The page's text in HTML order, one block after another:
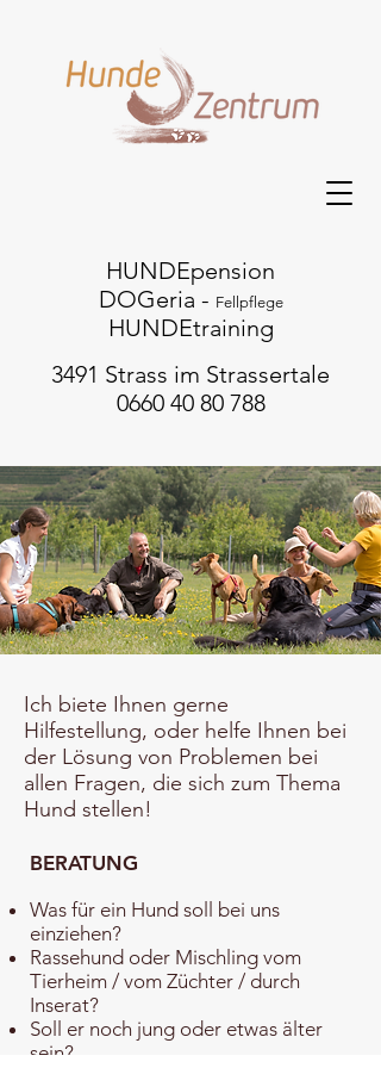
HUNDEpension
DOGeria - Fellpflege
HUNDEtraining
3491 Strass im Strassertale
0660 40 80 788
Ich biete Ihnen gerne
Hilfestellung, oder helfe Ihnen bei
der Lösung von Problemen bei
allen Fragen, die sich zum Thema
Hund stellen!
BERATUNG
Was für ein Hund soll bei uns
einziehen?
Rassehund oder Mischling vom
Tierheim / vom Züchter / durch
Inserat?
Soll er noch jung oder etwas älter
sein?